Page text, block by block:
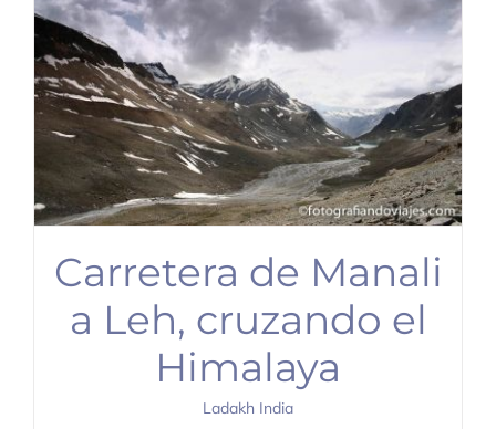
Carretera de Manali
a Leh, cruzando el
Himalaya
Ladakh India